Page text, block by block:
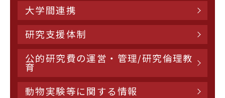
大学間連携
研究支援体制
公的研究費の運営・管理/研究倫理教
育
動物実験等に関する情報